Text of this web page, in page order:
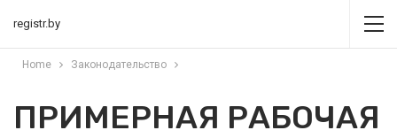
registr.by
Home Законодательство
ПРИМЕРНАЯ РАБОЧАЯ